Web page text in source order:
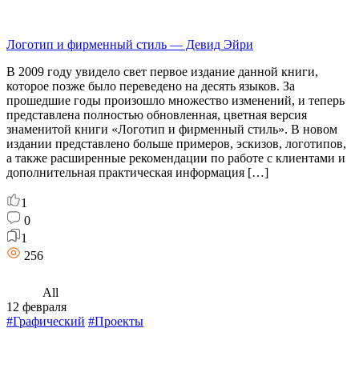
Логотип и фирменный стиль — Девид Эйри
В 2009 году увидело свет первое издание данной книги,
которое позже было переведено на десять языков. За
прошедшие годы произошло множество изменений, и теперь
представлена полностью обновленная, цветная версия
знаменитой книги «Логотип и фирменный стиль». В новом
издании представлено больше примеров, эскизов, логотипов,
а также расширенные рекомендации по работе с клиентами и
дополнительная практическая информация […]
1
0
1
256
All
12 февраля
#Графический #Проекты